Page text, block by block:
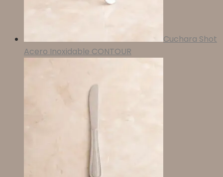
Cuchara Shot
Acero Inoxidable CONTOUR